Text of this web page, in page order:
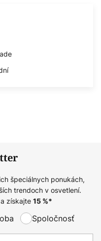
špeciálnych ponukách,
trendoch v osvetlení.
získajte 15%*
Spoločnosť